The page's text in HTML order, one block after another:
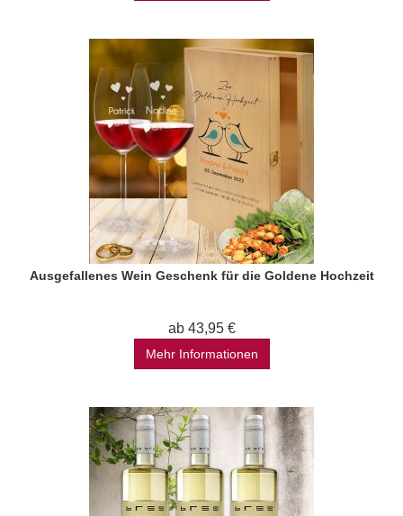
Ausgefallenes Wein Geschenk für die Goldene Hochzeit
ab 43,95 €
Mehr Informationen